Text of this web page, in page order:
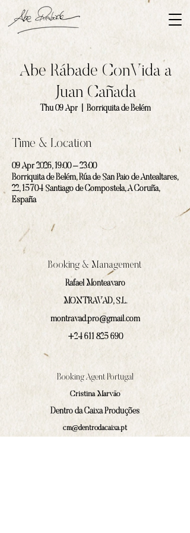
Abe Rábade ConVida a
Juan Cañada
Thu 09 Apr
  |
Borriquita de Belém
Time & Location
09 Apr 2026, 19:00 – 23:00
Borriquita de Belém, Rúa de San Paio de Antealtares,
22, 15704 Santiago de Compostela, A Coruña,
España
Booking & Management
Rafael Monteavaro
MONTRAVAD, S.L.
montravad.pro@gmail.com
+24 611 825 690
Booking Agent Portugal
Cristina Marväo
Dentro da Caixa Produções
cm@dentrodacaixa.pt